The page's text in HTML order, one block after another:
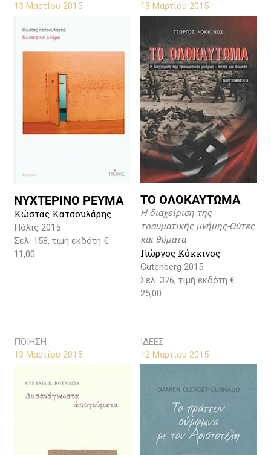
13 Μαρτίου 2015
ΝΥΧΤΕΡΙΝΟ ΡΕΥΜΑ
Κώστας Κατσουλάρης
Πόλις 2015
Σελ. 158, τιμή εκδότη €
11,00
13 Μαρτίου 2015
ΤΟ ΟΛΟΚΑΥΤΩΜΑ
Η διαχείριση της
τραυματικής μνήμης-Θύτες
και θύματα
Γιώργος Κόκκινος
Gutenberg 2015
Σελ. 376, τιμή εκδότη €
25,00
ΠΟΙΗΣΗ
13 Μαρτίου 2015
ΙΔΕΕΣ
12 Μαρτίου 2015